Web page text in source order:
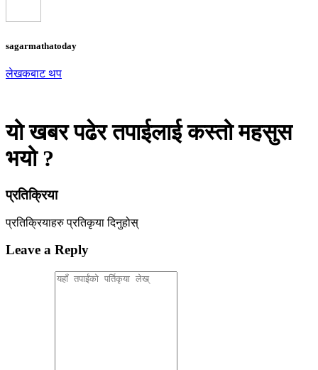
sagarmathatoday
लेखकबाट थप
यो खबर पढेर तपाईलाई कस्तो महसुस
भयो ?
प्रतिक्रिया
प्रतिक्रियाहरुप्रतिकृया दिनुहोस्
Leave a Reply